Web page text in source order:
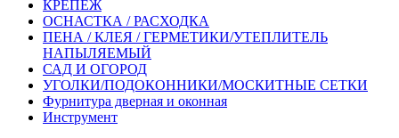
КРЕПЕЖ
ОСНАСТКА / РАСХОДКА
ПЕНА / КЛЕЯ / ГЕРМЕТИКИ/УТЕПЛИТЕЛЬ
НАПЫЛЯЕМЫЙ
САД И ОГОРОД
УГОЛКИ/ПОДОКОННИКИ/МОСКИТНЫЕ СЕТКИ
Фурнитура дверная и оконная
Инструмент